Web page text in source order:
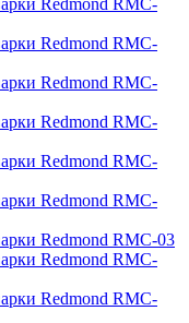
Redmond RMC-
Redmond RMC-
Redmond RMC-
Redmond RMC-
Redmond RMC-
Redmond RMC-
Redmond RMC-03
Redmond RMC-
Redmond RMC-